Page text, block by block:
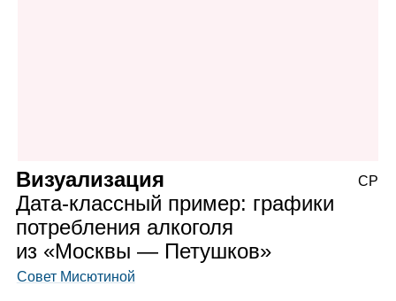
Визуализация
Дата‑классный пример: графики
потребления алкоголя
из «Москвы — Петушков»
Совет Мисютиной
СР